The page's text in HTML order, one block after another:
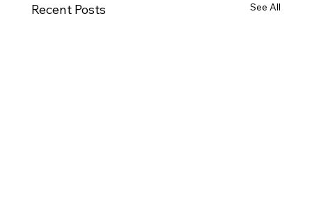
Recent Posts See All